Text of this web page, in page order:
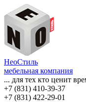
НеоСтиль
мебельная компания
... для тех кто ценит
+7 (831) 410-39-37
+7 (831) 422-29-01